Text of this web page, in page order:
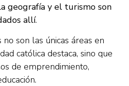
geografía y el turismo son
allí.
son las únicas áreas en
católica destaca, sino que
de emprendimiento,